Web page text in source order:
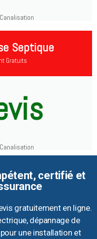
Septique
Gratuits
certifié et
gratuitement en ligne.
dépannage de
une installation et